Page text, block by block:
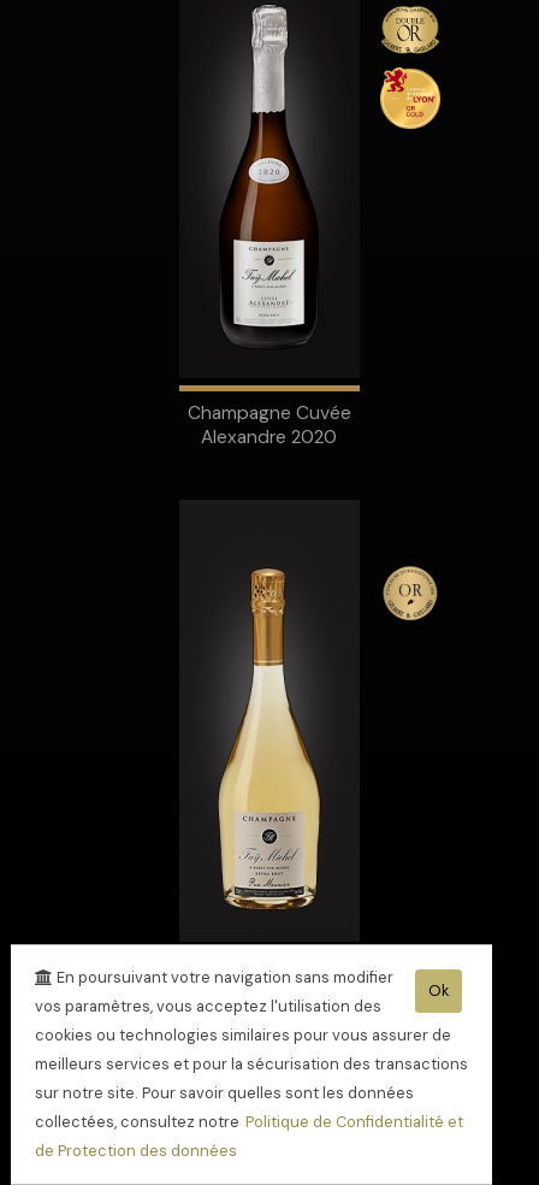
Champagne Cuvée
Alexandre 2020
Champagne Extra
Brut Pur Meunier
médaille Or
Ok
En poursuivant votre navigation sans modifier
vos paramètres, vous acceptez l'utilisation des
cookies ou technologies similaires pour vous assurer de
meilleurs services et pour la sécurisation des transactions
sur notre site. Pour savoir quelles sont les données
collectées, consultez notre Politique de Confidentialité et
de Protection des données